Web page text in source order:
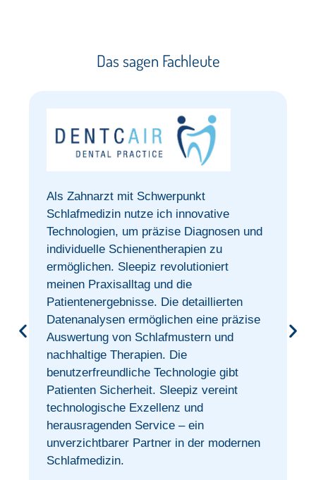
Das sagen Fachleute​
Als Zahnarzt mit Schwerpunkt
Schlafmedizin nutze ich innovative
Technologien, um präzise Diagnosen und
individuelle Schienentherapien zu
ermöglichen. Sleepiz revolutioniert
meinen Praxisalltag und die
Patientenergebnisse. Die detaillierten
Datenanalysen ermöglichen eine präzise
Auswertung von Schlafmustern und
nachhaltige Therapien. Die
benutzerfreundliche Technologie gibt
Patienten Sicherheit. Sleepiz vereint
technologische Exzellenz und
herausragenden Service – ein
unverzichtbarer Partner in der modernen
Schlafmedizin.